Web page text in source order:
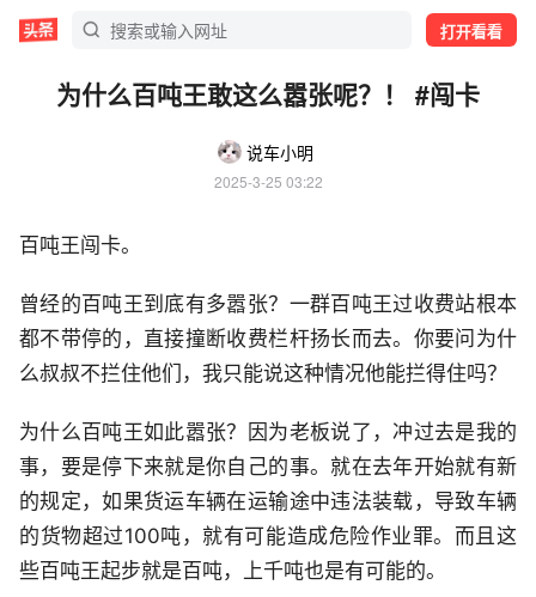
打开看看
为什么百吨王敢这么嚣张呢？！ #闯卡
说车小明
2025-3-25 03:22
百吨王闯卡。
曾经的百吨王到底有多嚣张？一群百吨王过收费站根本
都不带停的，直接撞断收费栏杆扬长而去。你要问为什
么叔叔不拦住他们，我只能说这种情况他能拦得住吗？
为什么百吨王如此嚣张？因为老板说了，冲过去是我的
事，要是停下来就是你自己的事。就在去年开始就有新
的规定，如果货运车辆在运输途中违法装载，导致车辆
的货物超过100吨，就有可能造成危险作业罪。而且这
些百吨王起步就是百吨，上千吨也是有可能的。